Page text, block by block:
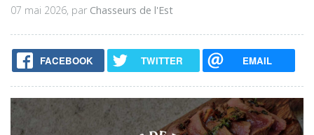
07 mai 2026, par Chasseurs de l'Est
FACEBOOK TWITTER EMAIL